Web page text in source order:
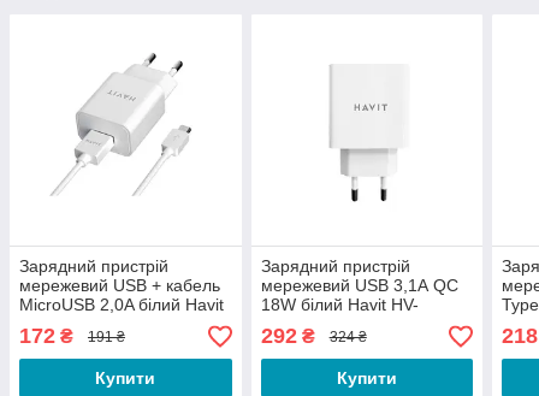
Зарядний пристрій
мережевий USB + кабель
MicroUSB 2,0A білий Havit
HV-ST111
172 ₴ 191 ₴
Купити
Зарядний пристрій
мережевий USB 3,1А QC
18W білий Havit HV-
UC1015
292₴ 324 ₴
Купити
218